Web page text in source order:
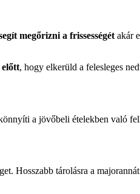
megőrizni a frissességét akár
, hogy elkerüld a felesleges
a jövőbeli ételekben való
Hosszabb tárolásra a